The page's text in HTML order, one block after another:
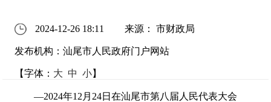
2024-12-26 18:11 来源： 市财政局
发布机构：汕尾市人民政府门户网站
【字体： 大 中 小】
—2024年12月24日在汕尾市第八届人民代表大会